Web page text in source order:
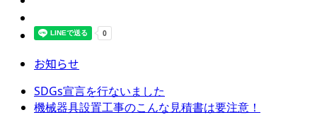
お知らせ
SDGs宣言を行ないました
機械器具設置工事のこんな見積書は要注意！